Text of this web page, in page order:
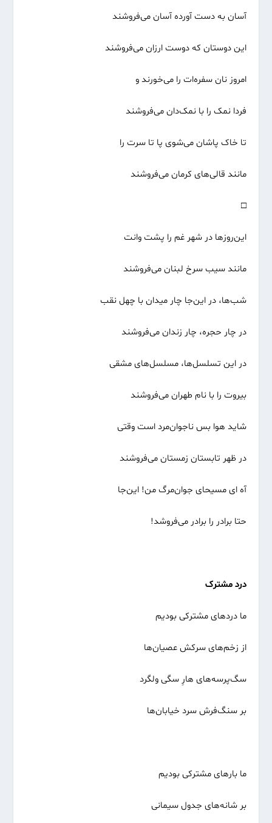
آسان به دست آورده آسان می‌فروشند
این دوستان که دوست ارزان می‌فروشند
امروز نان سفره‌ات را می‌خورند و
فردا نمک را با نمک‌دان می‌فروشند
تا خاک پاشان می‌شوی پا تا سرت را
مانند قالی‌های کرمان می‌فروشند
□
این‌روزها در شهر غم را پشت وانت
مانند سیب سرخ لبنان می‌فروشند
شب‌ها، در این‌جا چار میدان با چهل نقب
در چار حجره، چار زندان می‌فروشند
در این تسلسل‌ها، مسلسل‌های مشقی
بیروت را با نام طهران می‌فروشند
شاید هوا بس ناجوان‌مرد است وقتی
در ظهر تابستان زمستان می‌فروشند
آه ای مسیحای جوان‌مرگ من! این‌جا
حتا برادر را برادر می‌فروشد!
درد مشترک
ما دردهای مشترکی بودیم
از زخم‌های سرکش عصیان‌ها
سگ‌پرسه‌های هارِ سگی ولگرد
بر سنگ‌فرش سرد خیابان‌ها
ما بارهای مشترکی بودیم
بر شانه‌های جدول سیمانی